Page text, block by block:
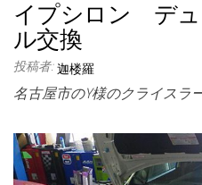
イプシロン デュ
ル交換
投稿者: 迦楼羅
名古屋市のY様のクライス